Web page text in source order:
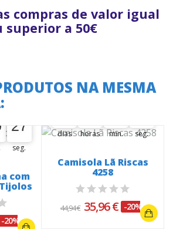
compras de valor igual
superior a 50€
NA MESMA
26
27
seg.
com
-20%
A oferta termina em:
dias horas min. seg.
Camisola Lã Riscas
4258
44,94 € 35,96 € -20%